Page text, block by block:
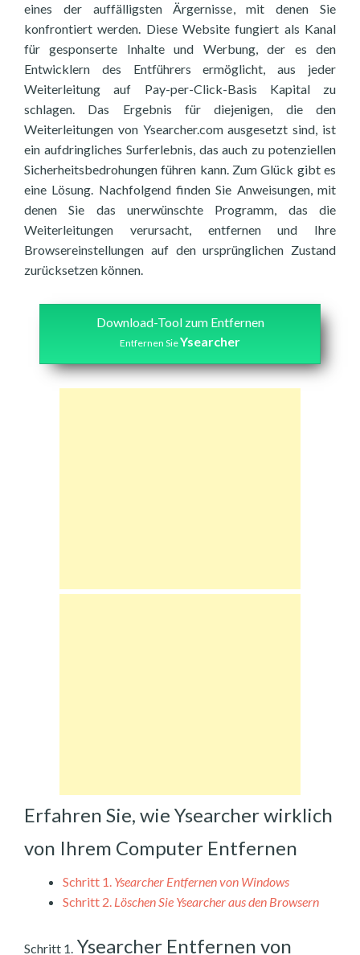
eines der auffälligsten Ärgernisse, mit denen Sie
konfrontiert werden. Diese Website fungiert als Kanal
für gesponserte Inhalte und Werbung, der es den
Entwicklern des Entführers ermöglicht, aus jeder
Weiterleitung auf Pay-per-Click-Basis Kapital zu
schlagen. Das Ergebnis für diejenigen, die den
Weiterleitungen von Ysearcher.com ausgesetzt sind, ist
ein aufdringliches Surferlebnis, das auch zu potenziellen
Sicherheitsbedrohungen führen kann. Zum Glück gibt es
eine Lösung. Nachfolgend finden Sie Anweisungen, mit
denen Sie das unerwünschte Programm, das die
Weiterleitungen verursacht, entfernen und Ihre
Browsereinstellungen auf den ursprünglichen Zustand
zurücksetzen können.
Download-Tool zum Entfernen
Entfernen SieYsearcher
Erfahren Sie, wie Ysearcher wirklich
von Ihrem Computer Entfernen
Schritt 1. Ysearcher Entfernen von Windows
Schritt 2. Löschen Sie Ysearcher aus den Browsern
Schritt 1. Ysearcher Entfernen von